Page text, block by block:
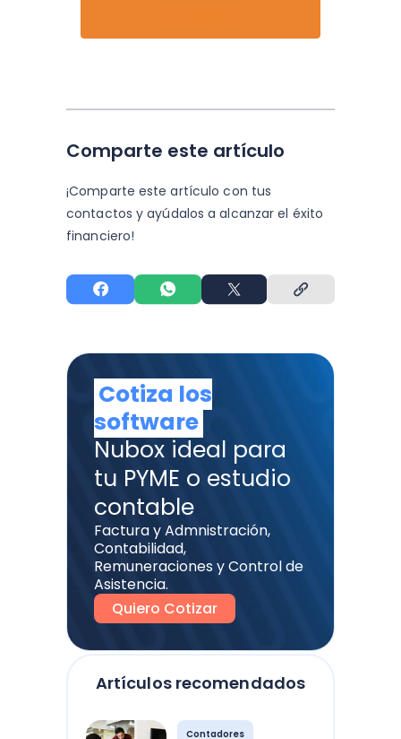
Comparte este artículo
¡Comparte este artículo con tus
contactos y ayúdalos a alcanzar el éxito
financiero!
Artículos recomendados
Contadores
Cotiza los
software
Nubox ideal para
tu PYME o estudio
contable
Factura y Admnistración,
Contabilidad,
Remuneraciones y Control de
Asistencia.
Quiero Cotizar